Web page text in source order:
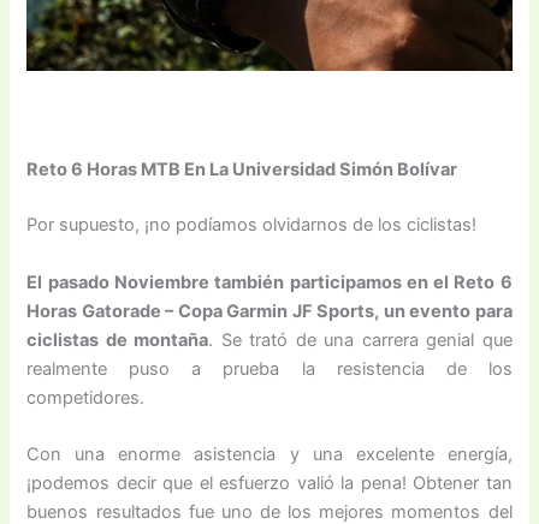
Reto 6 Horas MTB En La Universidad Simón Bolívar
Por supuesto, ¡no podíamos olvidarnos de los ciclistas!
El pasado Noviembre también participamos en el Reto 6
Horas Gatorade – Copa Garmin JF Sports, un evento para
ciclistas de montaña. Se trató de una carrera genial que
realmente puso a prueba la resistencia de los
competidores.
Con una enorme asistencia y una excelente energía,
¡podemos decir que el esfuerzo valió la pena! Obtener tan
buenos resultados fue uno de los mejores momentos del